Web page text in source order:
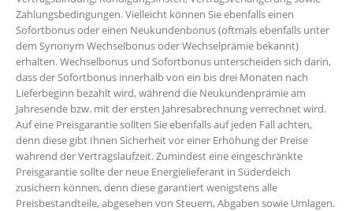
Zahlungsbedingungen. Vielleicht können Sie ebenfalls einen
Sofortbonus oder einen Neukundenbonus (oftmals ebenfalls unter
dem Synonym Wechselbonus oder Wechselprämie bekannt)
erhalten. Wechselbonus und Sofortbonus unterscheiden sich darin,
dass der Sofortbonus innerhalb von ein bis drei Monaten nach
Lieferbeginn bezahlt wird, während die Neukundenprämie am
Jahresende bzw. mit der ersten Jahresabrechnung verrechnet wird.
Auf eine Preisgarantie sollten Sie ebenfalls auf jeden Fall achten,
denn diese gibt Ihnen Sicherheit vor einer Erhöhung der Preise
während der Vertragslaufzeit. Zumindest eine eingeschränkte
Preisgarantie sollte der neue Energielieferant in Süderdeich
zusichern können, denn diese garantiert wenigstens alle
Preisbestandteile, abgesehen von Steuern, Abgaben sowie Umlagen.